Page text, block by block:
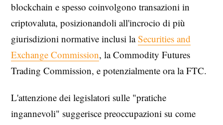
blockchain e spesso coinvolgono transazioni in
criptovaluta, posizionandoli all'incrocio di più
giurisdizioni normative inclusi laSecurities and
Exchange Commission, la Commodity Futures
Trading Commission, e potenzialmente ora la FTC.
L'attenzione dei legislatori sulle "pratiche
ingannevoli" suggerisce preoccupazioni su come